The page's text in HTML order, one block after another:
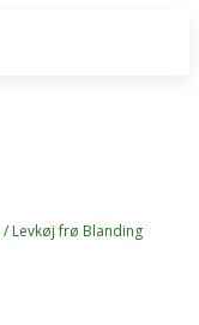
/ Levkøj frø Blanding